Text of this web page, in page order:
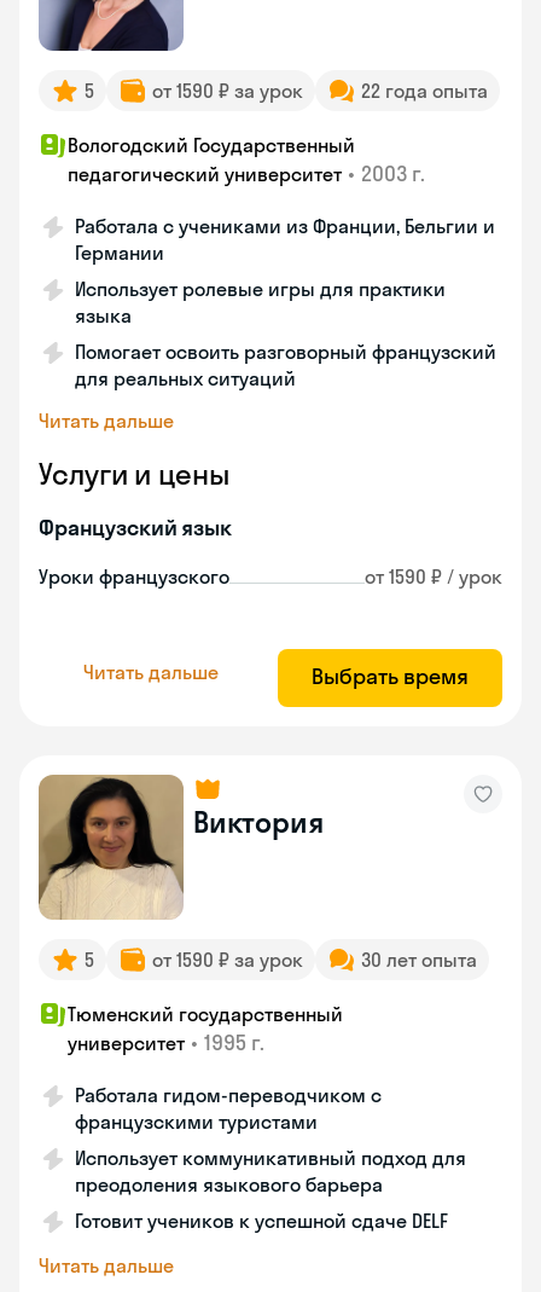
5 от 1590 ₽ за урок 22 года опыта
Вологодский Государственный
педагогический университет • 2003 г.
Работала с учениками из Франции, Бельгии и
Германии
Использует ролевые игры для практики
языка
Помогает освоить разговорный французский
для реальных ситуаций
Читать дальше
Услуги и цены
Французский язык
Уроки французского от 1590 ₽ / урок
Читать дальше Выбрать время
Виктория
5 от 1590 ₽ за урок 30 лет опыта
Тюменский государственный
университет • 1995 г.
Работала гидом-переводчиком с
французскими туристами
Использует коммуникативный подход для
преодоления языкового барьера
Готовит учеников к успешной сдаче DELF
Читать дальше